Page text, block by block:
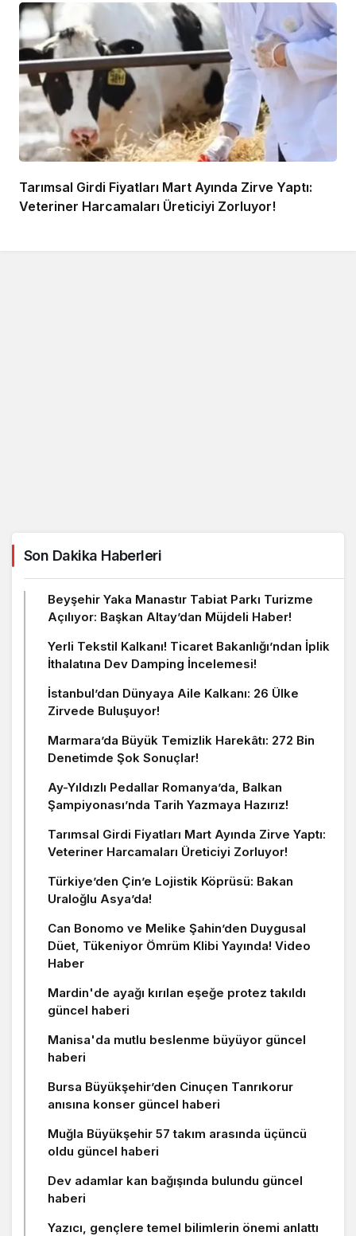
Tarımsal Girdi Fiyatları Mart Ayında Zirve Yaptı:
Veteriner Harcamaları Üreticiyi Zorluyor!
Son Dakika Haberleri
Beyşehir Yaka Manastır Tabiat Parkı Turizme
Açılıyor: Başkan Altay’dan Müjdeli Haber!
Yerli Tekstil Kalkanı! Ticaret Bakanlığı’ndan İplik
İthalatına Dev Damping İncelemesi!
İstanbul’dan Dünyaya Aile Kalkanı: 26 Ülke
Zirvede Buluşuyor!
Marmara’da Büyük Temizlik Harekâtı: 272 Bin
Denetimde Şok Sonuçlar!
Ay-Yıldızlı Pedallar Romanya’da, Balkan
Şampiyonası’nda Tarih Yazmaya Hazırız!
Tarımsal Girdi Fiyatları Mart Ayında Zirve Yaptı:
Veteriner Harcamaları Üreticiyi Zorluyor!
Türkiye’den Çin’e Lojistik Köprüsü: Bakan
Uraloğlu Asya’da!
Can Bonomo ve Melike Şahin’den Duygusal
Düet, Tükeniyor Ömrüm Klibi Yayında! Video
Haber
Mardin'de ayağı kırılan eşeğe protez takıldı
güncel haberi
Manisa'da mutlu beslenme büyüyor güncel
haberi
Bursa Büyükşehir’den Cinuçen Tanrıkorur
anısına konser güncel haberi
Muğla Büyükşehir 57 takım arasında üçüncü
oldu güncel haberi
Dev adamlar kan bağışında bulundu güncel
haberi
Yazıcı, gençlere temel bilimlerin önemi anlattı